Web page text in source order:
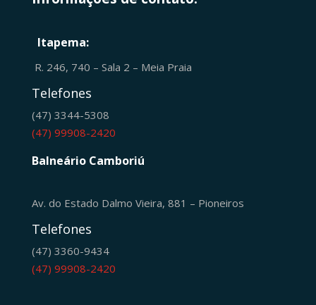
Itapema:
R. 246, 740 – Sala 2 – Meia Praia
Telefones
(47) 3344-5308
(47) 99908-2420
Balneário Camboriú
Av. do Estado Dalmo Vieira, 881 – Pioneiros
Telefones
(47) 3360-9434
(47) 99908-2420